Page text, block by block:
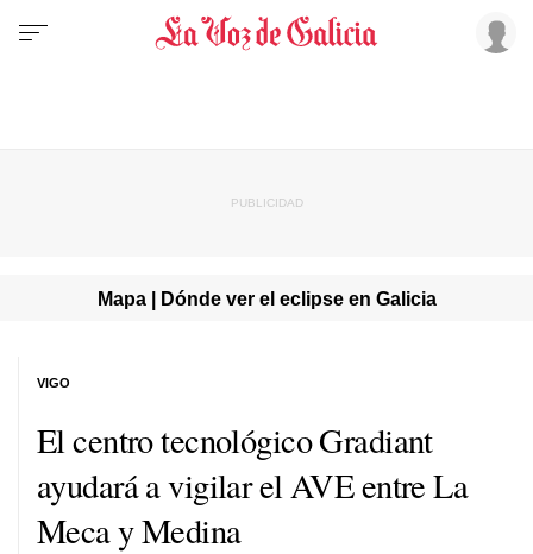
Mapa | Dónde ver el eclipse en Galicia
El centro tecnológico Gradiant
ayudará a vigilar el AVE entre La
Meca y Medina
VIGO